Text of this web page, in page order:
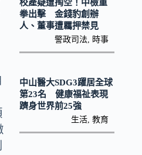
校產疑遭掏空！中檢重
拳出擊 金錢豹創辦
人、董事遭羈押禁見
警政司法 時事
中山醫大SDG3躍居全球
第23名 健康福祉表現
躋身世界前25強
生活 ,教育